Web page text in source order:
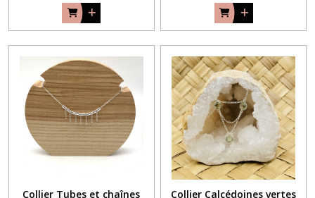
Collier Tubes et chaînes
Collier Calcédoines vertes